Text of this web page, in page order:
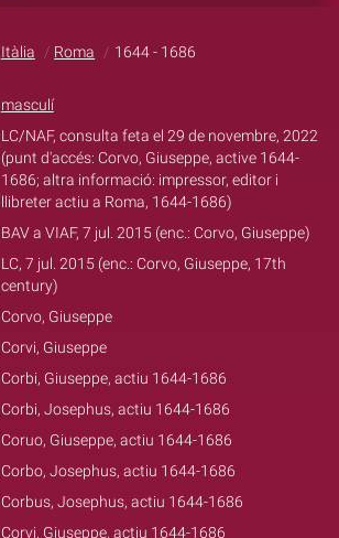
Itàlia Roma 1644 - 1686
masculí
LC/NAF, consulta feta el 29 de novembre, 2022
(punt d'accés: Corvo, Giuseppe, active 1644-
1686; altra informació: impressor, editor i
llibreter actiu a Roma, 1644-1686)
BAV a VIAF, 7 jul. 2015 (enc.: Corvo, Giuseppe)
LC, 7 jul. 2015 (enc.: Corvo, Giuseppe, 17th
century)
Corvo, Giuseppe
Corvi, Giuseppe
Corbi, Giuseppe, actiu 1644-1686
Corbi, Josephus, actiu 1644-1686
Coruo, Giuseppe, actiu 1644-1686
Corbo, Josephus, actiu 1644-1686
Corbus, Josephus, actiu 1644-1686
Corvi, Giuseppe, actiu 1644-1686